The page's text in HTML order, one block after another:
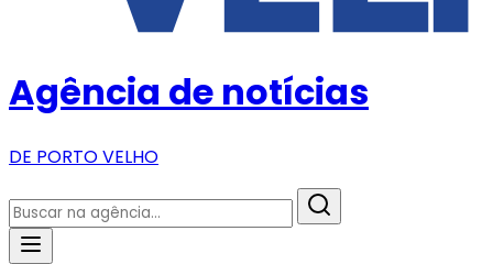
Agência de notícias
DE PORTO VELHO